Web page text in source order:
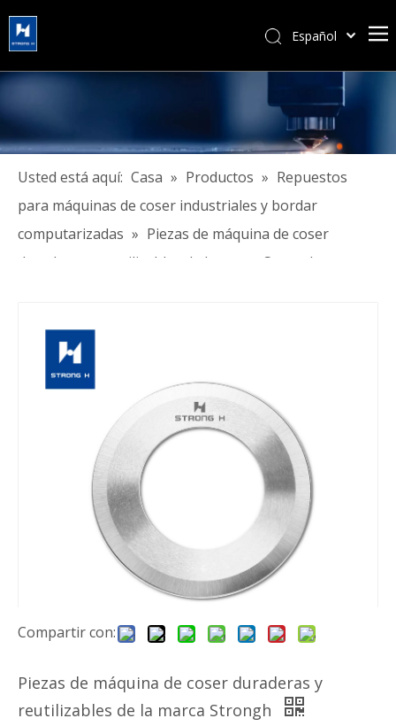
Español
Türk dili
Tiếng Việt
Português
Pусский
Français
Usted está aquí: Casa » Productos » Repuestos
para máquinas de coser industriales y bordar
computarizadas » Piezas de máquina de coser
duraderas y reutilizables de la marca Strongh
Compartir con:
Piezas de máquina de coser duraderas y
reutilizables de la marca Strongh